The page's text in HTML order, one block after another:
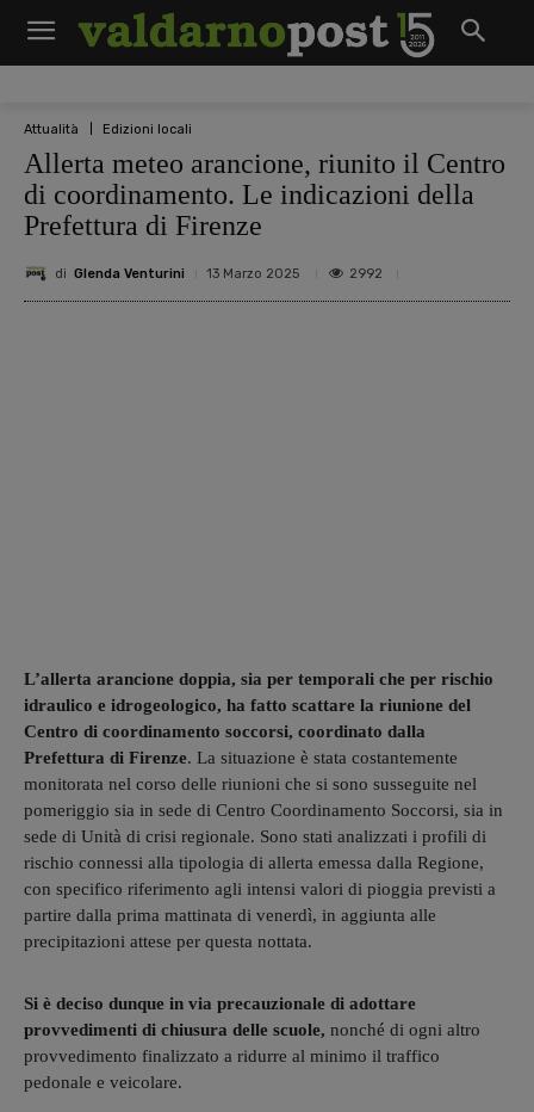
Attualità Edizioni locali
Allerta meteo arancione, riunito il Centro
di coordinamento. Le indicazioni della
Prefettura di Firenze
di Glenda Venturini 13 Marzo 2025 2992
L’allerta arancione doppia, sia per temporali che per rischio
idraulico e idrogeologico, ha fatto scattare la riunione del
Centro di coordinamento soccorsi, coordinato dalla
Prefettura di Firenze. La situazione è stata costantemente
monitorata nel corso delle riunioni che si sono susseguite nel
pomeriggio sia in sede di Centro Coordinamento Soccorsi, sia in
sede di Unità di crisi regionale. Sono stati analizzati i profili di
rischio connessi alla tipologia di allerta emessa dalla Regione,
con specifico riferimento agli intensi valori di pioggia previsti a
partire dalla prima mattinata di venerdì, in aggiunta alle
precipitazioni attese per questa nottata.
Si è deciso dunque in via precauzionale di adottare
provvedimenti di chiusura delle scuole, nonché di ogni altro
provvedimento finalizzato a ridurre al minimo il traffico
pedonale e veicolare.